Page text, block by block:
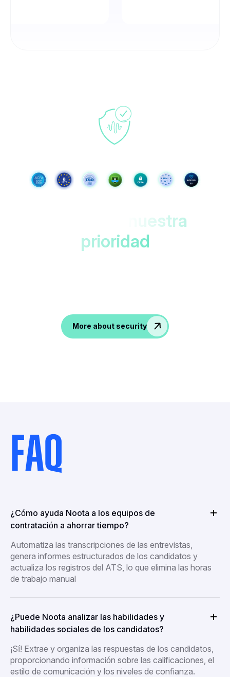
nuestra
prioridad
More about security
FAQ
¿Cómo ayuda Noota a los equipos de
contratación a ahorrar tiempo?
Automatiza las transcripciones de las entrevistas,
genera informes estructurados de los candidatos y
actualiza los registros del ATS, lo que elimina las horas
de trabajo manual
¿Puede Noota analizar las habilidades y
habilidades sociales de los candidatos?
¡Sí! Extrae y organiza las respuestas de los candidatos,
proporcionando información sobre las calificaciones, el
estilo de comunicación y los niveles de confianza.